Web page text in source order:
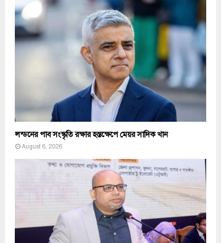
লন্ডনের পাব সংস্কৃতি রক্ষার হস্তক্ষেপে মেয়র সাদিক খান
August 6, 2026